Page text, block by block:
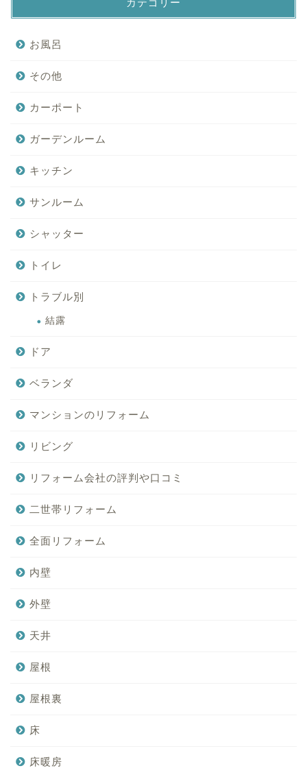
カテゴリー
お風呂
その他
カーポート
ガーデンルーム
キッチン
サンルーム
シャッター
トイレ
トラブル別
結露
ドア
ベランダ
マンションのリフォーム
リビング
リフォーム会社の評判や口コミ
二世帯リフォーム
全面リフォーム
内壁
外壁
天井
屋根
屋根裏
床
床暖房